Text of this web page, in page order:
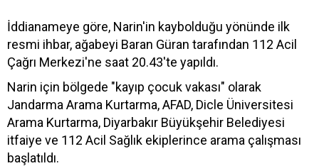
İddianameye göre, Narin'in kaybolduğu yönünde ilk
resmi ihbar, ağabeyi Baran Güran tarafından 112 Acil
Çağrı Merkezi'ne saat 20.43'te yapıldı.
Narin için bölgede "kayıp çocuk vakası" olarak
Jandarma Arama Kurtarma, AFAD, Dicle Üniversitesi
Arama Kurtarma, Diyarbakır Büyükşehir Belediyesi
itfaiye ve 112 Acil Sağlık ekiplerince arama çalışması
başlatıldı.